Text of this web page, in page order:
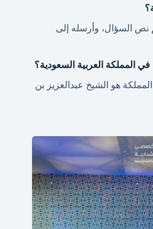
فراغ، ثم نص السؤال، وأرسله إلى
المملكة العربية السعودية؟
هو الشيخ عبدالعزيز بن